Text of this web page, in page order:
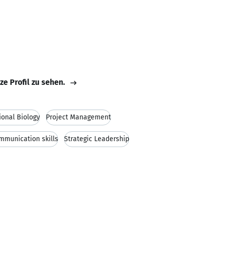
Profil zu sehen.
Biology Project Management
skills Strategic Leadership